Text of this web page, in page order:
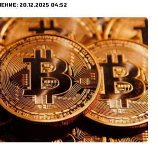
20.12.2025 04:52